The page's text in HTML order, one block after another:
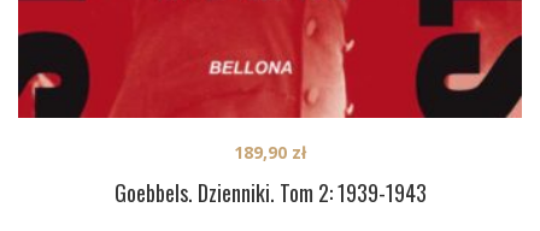
Goebbels. Dzienniki. Tom 2: 1939-1943
189,90 zł